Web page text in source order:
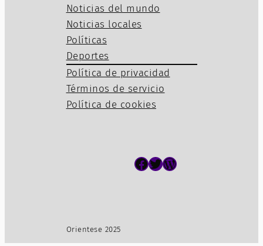
Noticias del mundo
Noticias locales
Políticas
Deportes
Política de privacidad
Términos de servicio
Política de cookies
Facebook Twitter WordPress
Orientese 2025